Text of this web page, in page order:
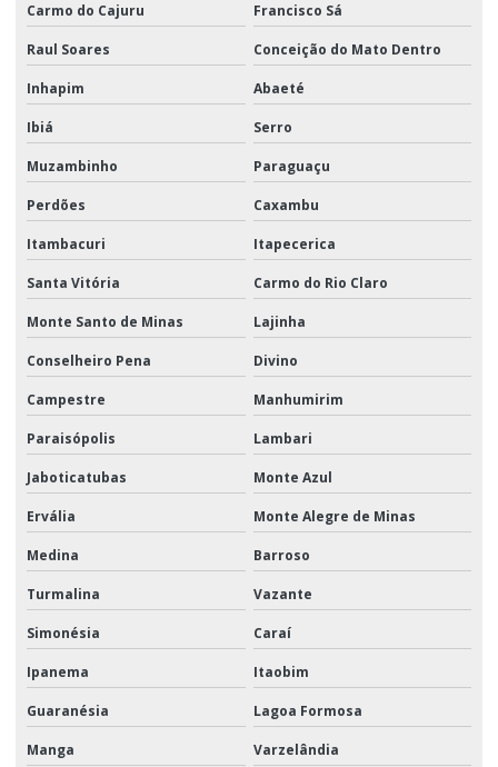
Carmo do Cajuru Francisco Sá
Raul Soares Conceição do Mato Dentro
Inhapim Abaeté
Ibiá Serro
Muzambinho Paraguaçu
Perdões Caxambu
Itambacuri Itapecerica
Santa Vitória Carmo do Rio Claro
Monte Santo de Minas Lajinha
Conselheiro Pena Divino
Campestre Manhumirim
Paraisópolis Lambari
Jaboticatubas Monte Azul
Ervália Monte Alegre de Minas
Medina Barroso
Turmalina Vazante
Simonésia Caraí
Ipanema Itaobim
Guaranésia Lagoa Formosa
Manga Varzelândia